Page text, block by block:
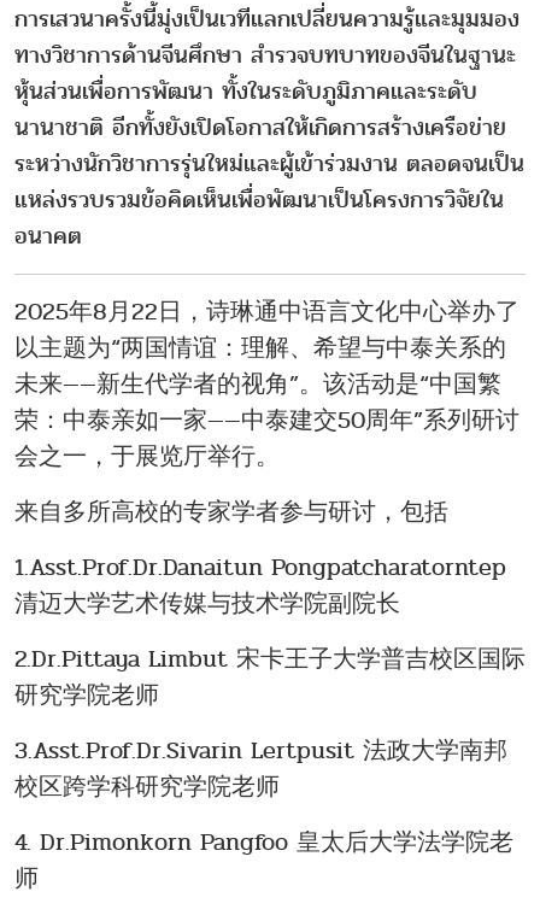
การเสวนาครั้งนี้มุ่งเป็นเวทีแลกเปลี่ยนความรู้และมุมมอง
ทางวิชาการด้านจีนศึกษา สำรวจบทบาทของจีนในฐานะ
หุ้นส่วนเพื่อการพัฒนา ทั้งในระดับภูมิภาคและระดับ
นานาชาติ อีกทั้งยังเปิดโอกาสให้เกิดการสร้างเครือข่าย
ระหว่างนักวิชาการรุ่นใหม่และผู้เข้าร่วมงาน ตลอดจนเป็น
แหล่งรวบรวมข้อคิดเห็นเพื่อพัฒนาเป็นโครงการวิจัยใน
อนาคต
2025年8月22日，诗琳通中语言文化中心举办了
以主题为“两国情谊：理解、希望与中泰关系的
未来——新生代学者的视角”。该活动是“中国繁
荣：中泰亲如一家——中泰建交50周年”系列研讨
会之一，于展览厅举行。
来自多所高校的专家学者参与研讨，包括
1.Asst.Prof.Dr.Danaitun Pongpatcharatorntep
清迈大学艺术传媒与技术学院副院长
2.Dr.Pittaya Limbut 宋卡王子大学普吉校区国际
研究学院老师
3.Asst.Prof.Dr.Sivarin Lertpusit 法政大学南邦
校区跨学科研究学院老师
4. Dr.Pimonkorn Pangfoo 皇太后大学法学院老
师